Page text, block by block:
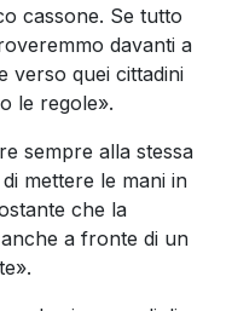
cassone. Se tutto
davanti a
verso quei cittadini
le regole».
sempre alla stessa
di mettere le mani in
che la
a fronte di un